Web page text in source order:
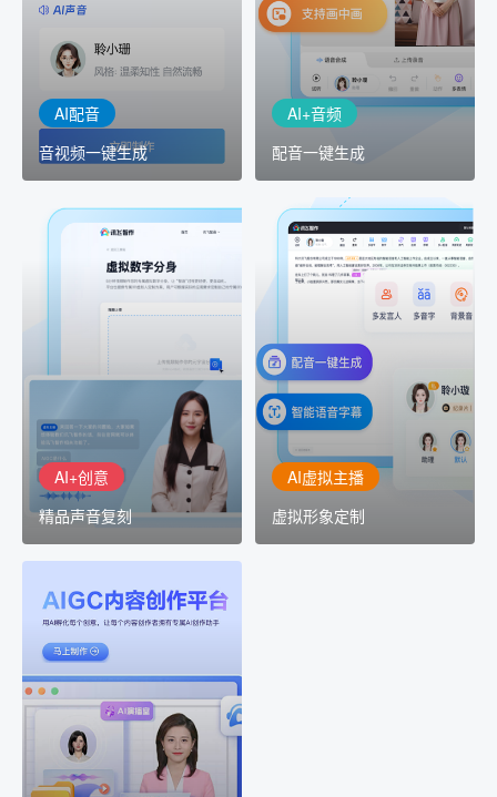
AI配音
音视频一键生成
室"中输入文本或录音，一
出
AI+音频
配音一键生成
工具，输入文本、选择发
音人即可一键生成专业音
AI+创意
精品声音复刻
AI+创意
精品声音复刻
AI+创意：AIGC 能力集中
展示窗口，体验 AIGC 给
生活和生产带来的改变
AI虚拟主播
虚拟形象定制
讯飞智作：让每一个内容
创作者高效生产灵活定制
AIGC平台
用AI孵化每个创意
讯飞AIGC平台：让每个创
作者都拥有自己的专注AI
创作助手